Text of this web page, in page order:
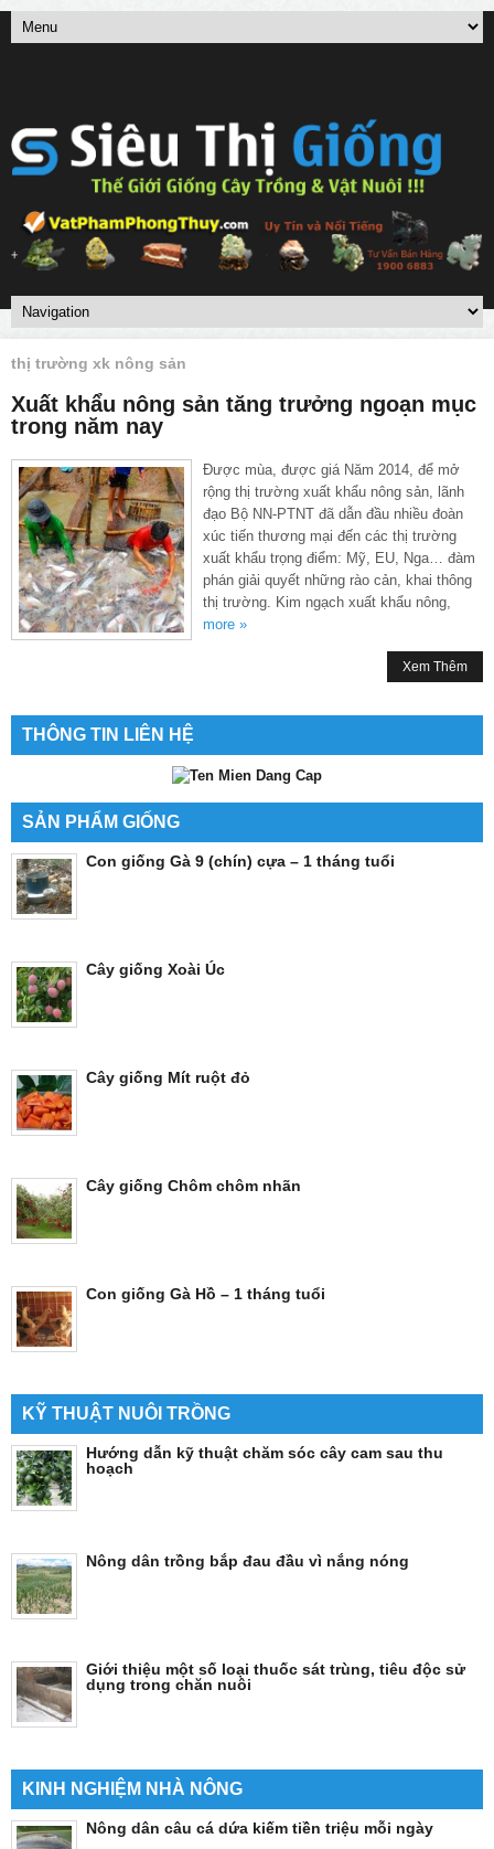
thị trường xk nông sản
Xuất khẩu nông sản tăng trưởng ngoạn mục
trong năm nay
Được mùa, được giá Năm 2014, để mở
rộng thị trường xuất khẩu nông sản, lãnh
đạo Bộ NN-PTNT đã dẫn đầu nhiều đoàn
xúc tiến thương mại đến các thị trường
xuất khẩu trọng điểm: Mỹ, EU, Nga… đàm
phán giải quyết những rào cản, khai thông
thị trường. Kim ngạch xuất khẩu nông,
more »
Xem Thêm
THÔNG TIN LIÊN HỆ
SẢN PHẨM GIỐNG
Con giống Gà 9 (chín) cựa – 1 tháng tuổi
Cây giống Xoài Úc
Cây giống Mít ruột đỏ
Cây giống Chôm chôm nhãn
Con giống Gà Hồ – 1 tháng tuổi
KỸ THUẬT NUÔI TRỒNG
Hướng dẫn kỹ thuật chăm sóc cây cam sau thu
hoạch
Nông dân trồng bắp đau đầu vì nắng nóng
Giới thiệu một số loại thuốc sát trùng, tiêu độc sử
dụng trong chăn nuôi
KINH NGHIỆM NHÀ NÔNG
Nông dân câu cá dứa kiếm tiền triệu mỗi ngày